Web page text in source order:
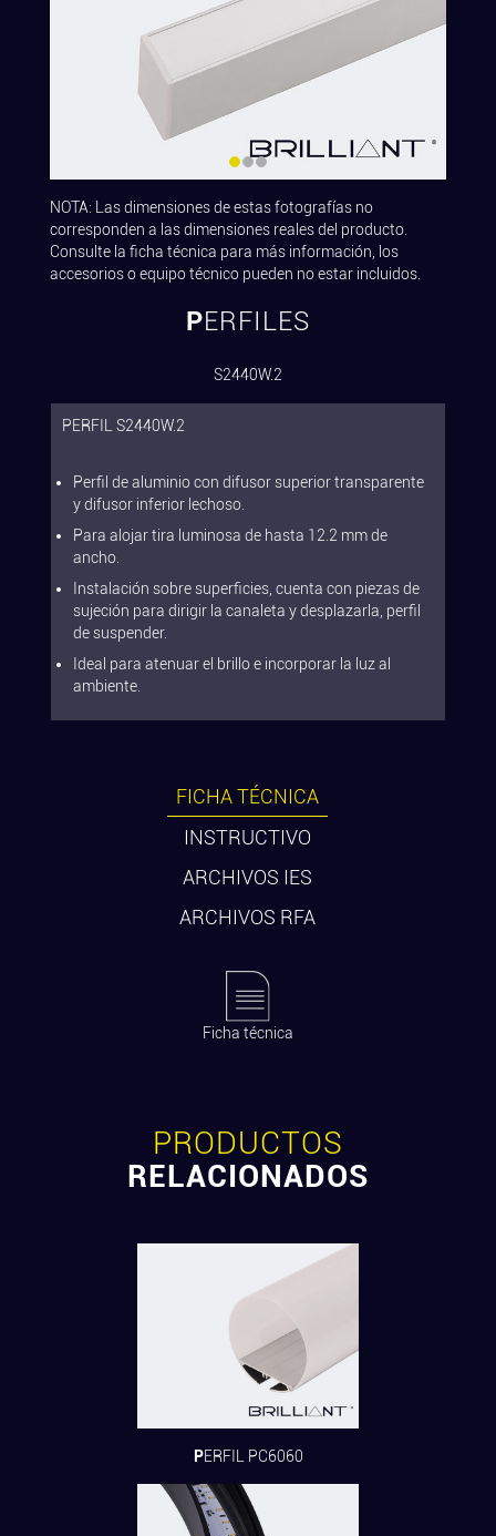
NOTA: Las dimensiones de estas fotografías no
corresponden a las dimensiones reales del producto.
Consulte la ficha técnica para más información, los
accesorios o equipo técnico pueden no estar incluidos.
PERFILES
S2440W.2
PERFIL S2440W.2
Perfil de aluminio con difusor superior transparente
y difusor inferior lechoso.
Para alojar tira luminosa de hasta 12.2 mm de
ancho.
Instalación sobre superficies, cuenta con piezas de
sujeción para dirigir la canaleta y desplazarla, perfil
de suspender.
Ideal para atenuar el brillo e incorporar la luz al
ambiente.
FICHA TÉCNICA
INSTRUCTIVO
ARCHIVOS IES
ARCHIVOS RFA
Ficha técnica
PRODUCTOS
RELACIONADOS
PERFIL PC6060